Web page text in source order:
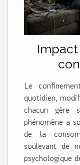
Le
quotidien,
chacun gère
phénomène a
de la
soulevant de
psychologique